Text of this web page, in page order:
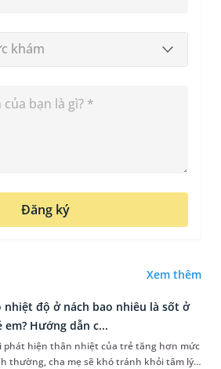
khám
Đăng ký
Xem thêm
nhiệt độ ở nách bao nhiêu là sốt ở
em? Hướng dẫn c...
phát hiện thân nhiệt của trẻ tăng hơn mức
thường, cha mẹ sẽ khó tránh khỏi tâm lý